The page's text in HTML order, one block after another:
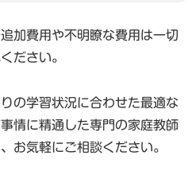
加費用や不明瞭な費用は一切
ださい。
の学習状況に合わせた最適な
情に精通した専門の家庭教師
お気軽にご相談ください。